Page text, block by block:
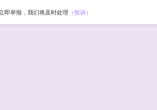
即举报，我们将及时处理 （投诉）